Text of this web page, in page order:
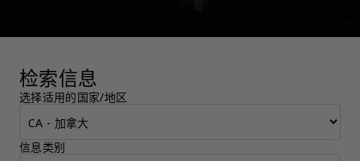
检索信息
选择适用的国家/地区
信息类别